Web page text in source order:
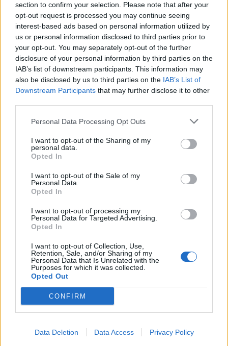
section to confirm your selection. Please note that after your
opt-out request is processed you may continue seeing
interest-based ads based on personal information utilized by
us or personal information disclosed to third parties prior to
your opt-out. You may separately opt-out of the further
disclosure of your personal information by third parties on the
IAB’s list of downstream participants. This information may
also be disclosed by us to third parties on the IAB’s List of
Downstream Participants that may further disclose it to other
Personal Data Processing Opt Outs
I want to opt-out of the Sharing of my
personal data.
Opted In
I want to opt-out of the Sale of my
Personal Data.
Opted In
I want to opt-out of processing my
Personal Data for Targeted Advertising.
Opted In
I want to opt-out of Collection, Use,
Retention, Sale, and/or Sharing of my
Personal Data that Is Unrelated with the
Purposes for which it was collected.
Opted Out
CONFIRM
Data Deletion Data Access Privacy Policy
#HONT ANDRÁS
#CEGLÉDI ZOLTÁN
#KONOK PÉTER
#SCHIFFER ANDRÁS
#BALOGH GÁBOR
#NEFELEJCS GERGŐ
#SZARKA KÁROLY
#GAZICS GYÖRGY
#KOLEK ZSOLT
#JOSEPH HARGITAI
#DÉNES FERENC
#PAPP LÁSZLÓ TAMÁS
#TOROCZKAY ANDRÁS
#KERT ATTILA
#MEGADJA GÁBOR
#KUSTÁN MAGYARI ATTILA
#KOVÁCS TIBOR
#NÉMETH RÓBERT
#KOLLÁR ÁRPÁD